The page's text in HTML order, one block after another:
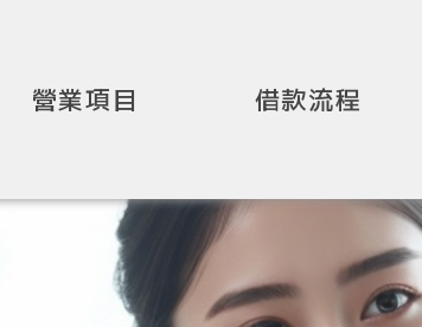
營業項目
汽車借款
機車借款
借款流程